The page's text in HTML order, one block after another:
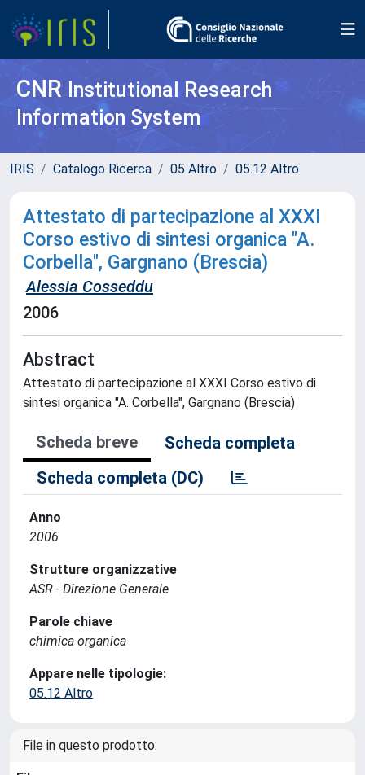
CNR Institutional Research
Information System
IRIS Catalogo Ricerca 05 Altro 05.12 Altro
Attestato di partecipazione al XXXI
Corso estivo di sintesi organica "A.
Corbella", Gargnano (Brescia)
Alessia Cosseddu
2006
Abstract
Attestato di partecipazione al XXXI Corso estivo di
sintesi organica "A. Corbella", Gargnano (Brescia)
Scheda breve
Scheda completa
Scheda completa (DC)
Anno
2006
Strutture organizzative
ASR - Direzione Generale
Parole chiave
chimica organica
Appare nelle tipologie:
05.12 Altro
File in questo prodotto: